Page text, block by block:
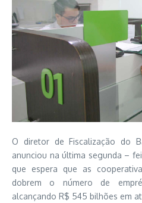
O diretor de Fiscalização do
anunciou na última segunda –
que espera que as
dobrem o número de
alcançando R$ 545 bilhões em